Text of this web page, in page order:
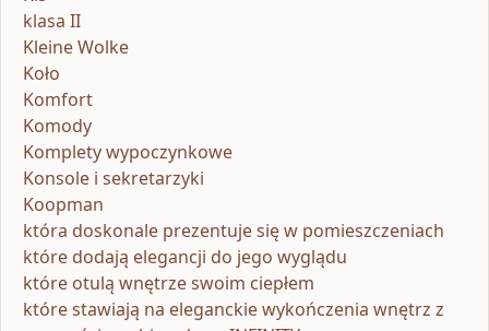
klasa II
Kleine Wolke
Koło
Komfort
Komody
Komplety wypoczynkowe
Konsole i sekretarzyki
Koopman
która doskonale prezentuje się w pomieszczeniach
które dodają elegancji do jego wyglądu
które otulą wnętrze swoim ciepłem
które stawiają na eleganckie wykończenia wnętrz z